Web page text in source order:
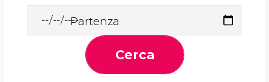
Partenza
Cerca